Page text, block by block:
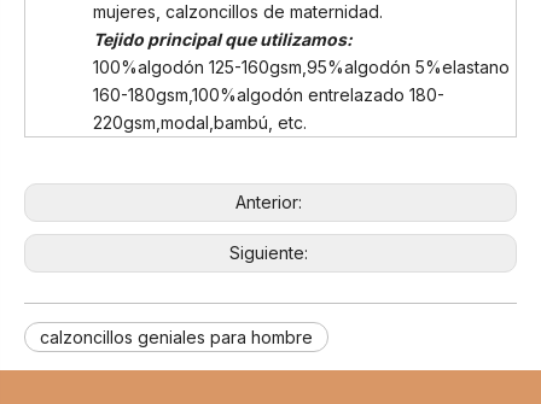
mujeres, calzoncillos de maternidad.
Tejido principal que utilizamos:
100%algodón 125-160gsm,95%algodón 5%elastano
160-180gsm,100%algodón entrelazado 180-
220gsm,modal,bambú, etc.
Anterior:
Siguiente:
calzoncillos geniales para hombre